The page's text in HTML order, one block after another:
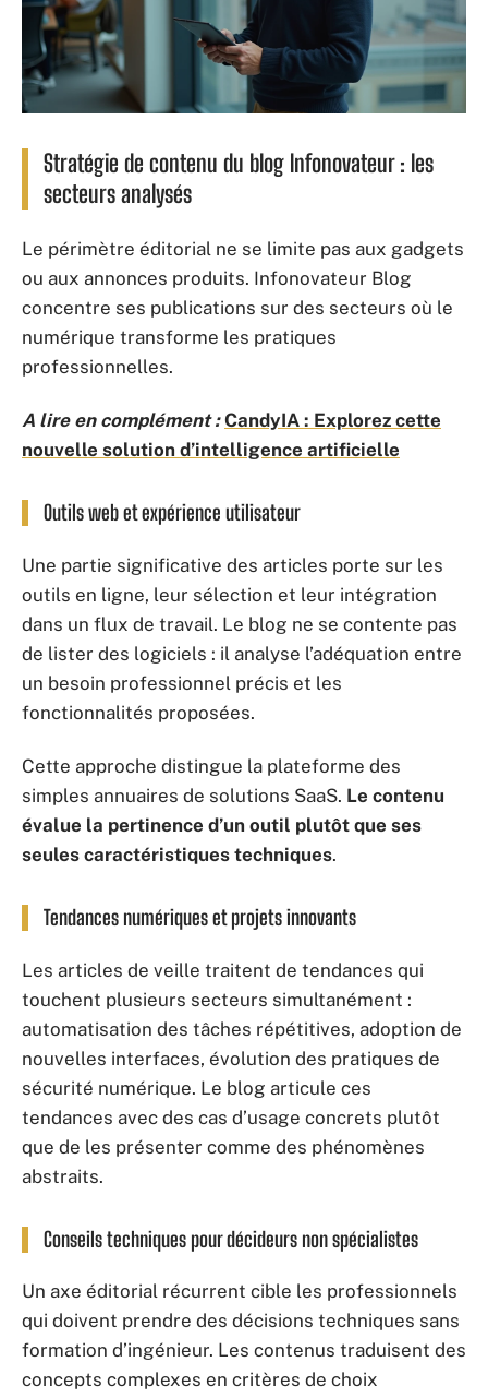
Stratégie de contenu du blog Infonovateur : les
secteurs analysés
Le périmètre éditorial ne se limite pas aux gadgets
ou aux annonces produits. Infonovateur Blog
concentre ses publications sur des secteurs où le
numérique transforme les pratiques
professionnelles.
A lire en complément : CandyIA : Explorez cette
nouvelle solution d’intelligence artificielle
Outils web et expérience utilisateur
Une partie significative des articles porte sur les
outils en ligne, leur sélection et leur intégration
dans un flux de travail. Le blog ne se contente pas
de lister des logiciels : il analyse l’adéquation entre
un besoin professionnel précis et les
fonctionnalités proposées.
Cette approche distingue la plateforme des
simples annuaires de solutions SaaS. Le contenu
évalue la pertinence d’un outil plutôt que ses
seules caractéristiques techniques.
Tendances numériques et projets innovants
Les articles de veille traitent de tendances qui
touchent plusieurs secteurs simultanément :
automatisation des tâches répétitives, adoption de
nouvelles interfaces, évolution des pratiques de
sécurité numérique. Le blog articule ces
tendances avec des cas d’usage concrets plutôt
que de les présenter comme des phénomènes
abstraits.
Conseils techniques pour décideurs non spécialistes
Un axe éditorial récurrent cible les professionnels
qui doivent prendre des décisions techniques sans
formation d’ingénieur. Les contenus traduisent des
concepts complexes en critères de choix